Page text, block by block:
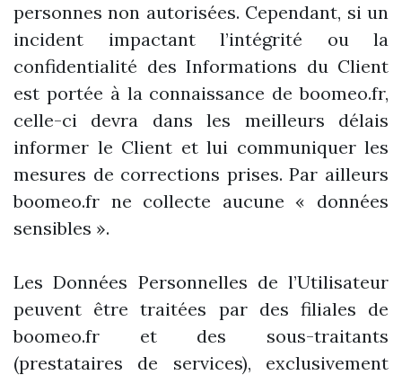
personnes non autorisées. Cependant, si un
incident impactant l’intégrité ou la
confidentialité des Informations du Client
est portée à la connaissance de boomeo.fr,
celle-ci devra dans les meilleurs délais
informer le Client et lui communiquer les
mesures de corrections prises. Par ailleurs
boomeo.fr ne collecte aucune « données
sensibles ».
Les Données Personnelles de l’Utilisateur
peuvent être traitées par des filiales de
boomeo.fr et des sous-traitants
(prestataires de services), exclusivement